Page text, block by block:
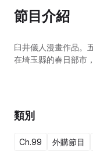
節目介紹
臼井儀人漫畫作品。
在埼玉縣的春日部市
類別
Ch.99 外購節目